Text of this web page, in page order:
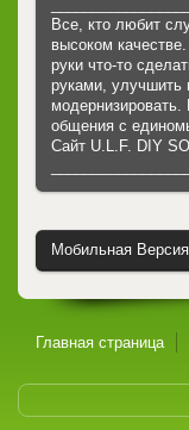
Все, кто любит
высоком
руки что-то
руками, улучшить
модернизировать.
общения с
Cайт U.L.F. DIY
Мобильная
Главная страница